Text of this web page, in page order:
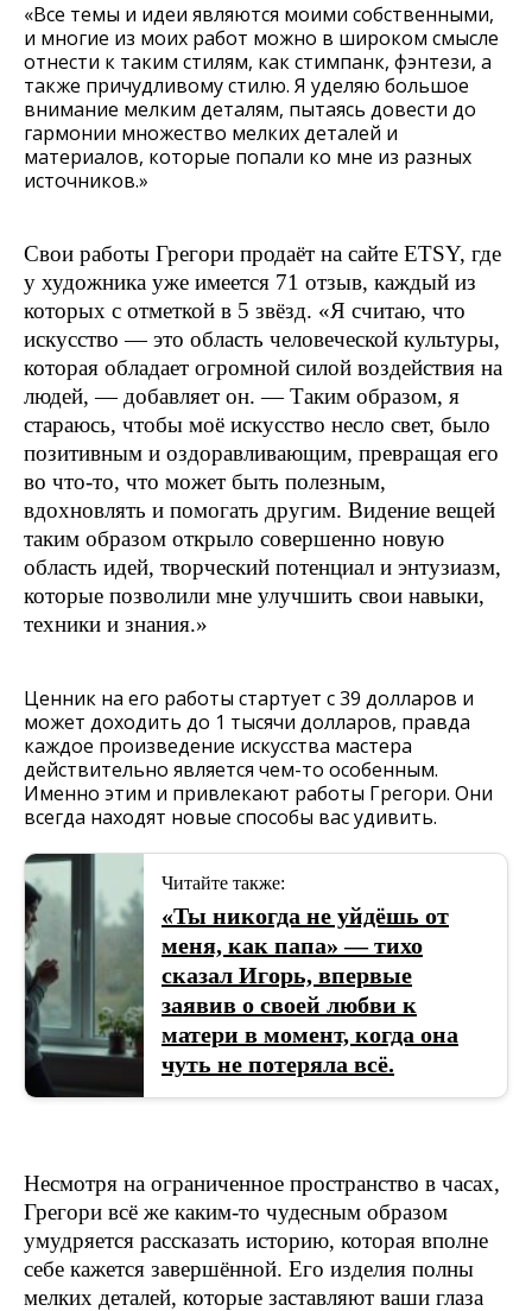
«Все темы и идеи являются моими собственными,
и многие из моих работ можно в широком смысле
отнести к таким стилям, как стимпанк, фэнтези, а
также причудливому стилю. Я уделяю большое
внимание мелким деталям, пытаясь довести до
гармонии множество мелких деталей и
материалов, которые попали ко мне из разных
источников.»
Свои работы Грегори продаёт на сайте ETSY, где
у художника уже имеется 71 отзыв, каждый из
которых с отметкой в 5 звёзд. «Я считаю, что
искусство — это область человеческой культуры,
которая обладает огромной силой воздействия на
людей, — добавляет он. — Таким образом, я
стараюсь, чтобы моё искусство несло свет, было
позитивным и оздоравливающим, превращая его
во что-то, что может быть полезным,
вдохновлять и помогать другим. Видение вещей
таким образом открыло совершенно новую
область идей, творческий потенциал и энтузиазм,
которые позволили мне улучшить свои навыки,
техники и знания.»
Ценник на его работы стартует с 39 долларов и
может доходить до 1 тысячи долларов, правда
каждое произведение искусства мастера
действительно является чем-то особенным.
Именно этим и привлекают работы Грегори. Они
всегда находят новые способы вас удивить.
Читайте также:
«Ты никогда не уйдёшь от
меня, как папа» — тихо
сказал Игорь, впервые
заявив о своей любви к
матери в момент, когда она
чуть не потеряла всё.
Несмотря на ограниченное пространство в часах,
Грегори всё же каким-то чудесным образом
умудряется рассказать историю, которая вполне
себе кажется завершённой. Его изделия полны
мелких деталей, которые заставляют ваши глаза